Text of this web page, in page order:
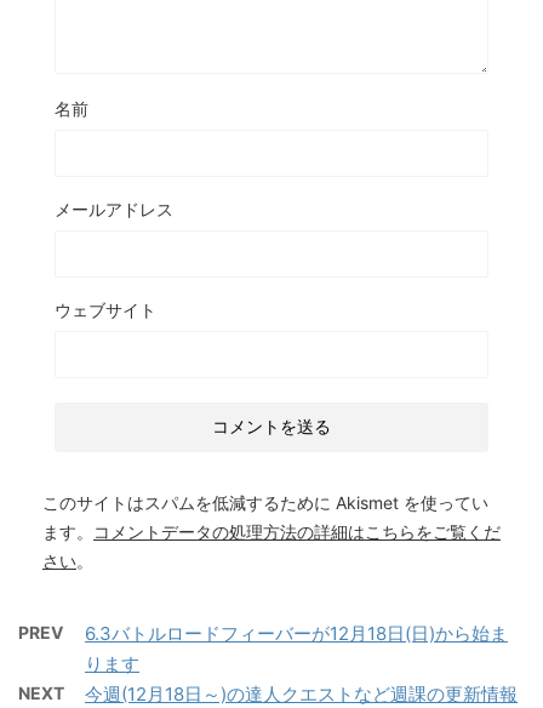
名前
メールアドレス
ウェブサイト
このサイトはスパムを低減するために Akismet を使ってい
ます。
コメントデータの処理方法の詳細はこちらをご覧くだ
さい。
PREV
6.3バトルロードフィーバーが12月18日(日)から始ま
ります
NEXT
今週(12月18日～)の達人クエストなど週課の更新情報